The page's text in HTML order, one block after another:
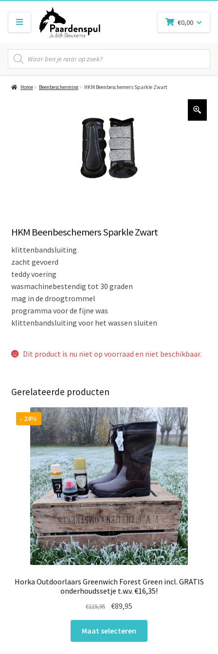
Producten
zoeken
€0,00
Home Beenbescherming HKM Beenbeschemers Sparkle Zwart
HKM Beenbeschemers Sparkle Zwart
klittenbandsluiting
zacht gevoerd
teddy voering
wasmachinebestendig tot 30 graden
mag in de droogtrommel
programma voor de fijne was
klittenbandsluiting voor het wassen sluiten
Dit product is nu niet op voorraad en niet beschikbaar.
Gerelateerde producten
Horka Outdoorlaars Greenwich Forest Green incl. GRATIS
onderhoudssetje t.w.v. €16,35!
- 24%
€119,95
Oorspronkelijke
prijs
was:
€119,95.
€89,95
prijs
is:
€89,95.
Maat selecteren